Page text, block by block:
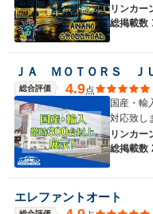
リンカー
総掲載数
ＪＡ ＭＯＴＯＲＳ Ｊ
総合評価 4.9点
国産・輸
対応致し
リンカー
総掲載数
エレファントオート